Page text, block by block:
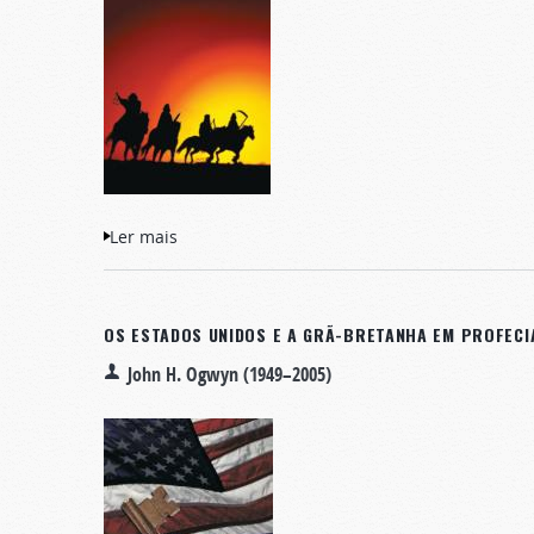
Ler mais
OS ESTADOS UNIDOS E A GRÃ-BRETANHA EM
John H. Ogwyn (1949–2005)